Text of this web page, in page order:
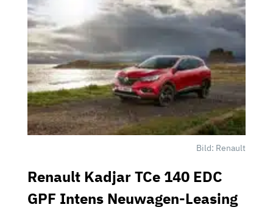
Bild: Renault
Renault Kadjar TCe 140 EDC
GPF Intens Neuwagen-Leasing